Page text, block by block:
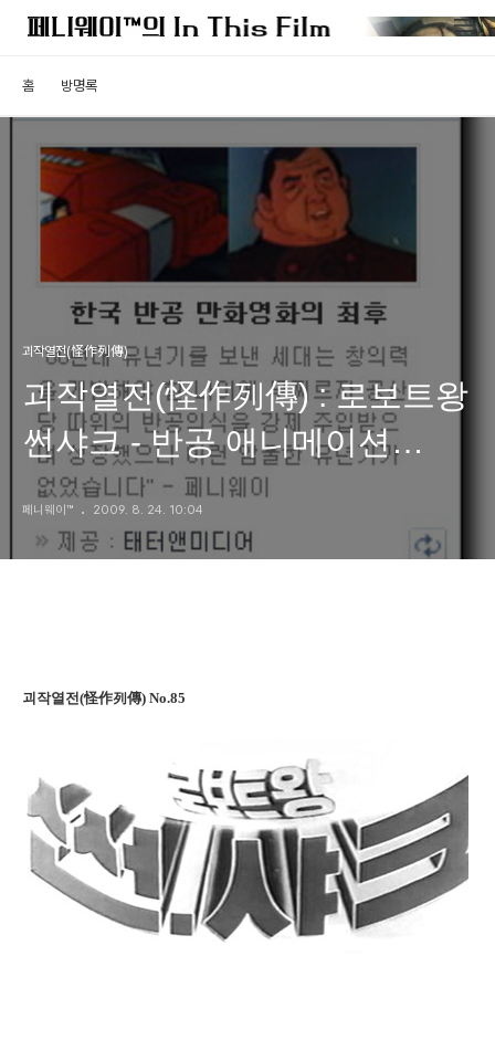
홈 방명록
괴작열전(怪作列傳)
괴작열전(怪作列傳) : 로보트왕
썬샤크 - 반공 애니메이션
시대의 종식을 고하다
페니웨이™ 2009. 8. 24. 10:04
괴작열전(怪作列傳) No.85